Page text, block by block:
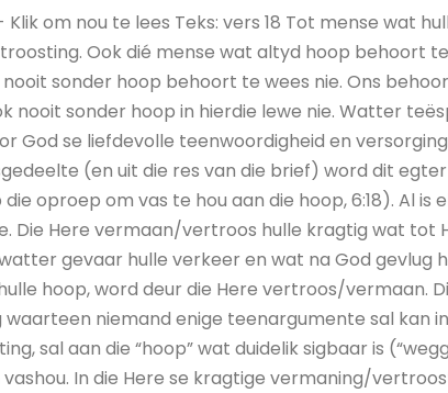
Klik om nou te lees Teks: vers 18 Tot mense wat
Ook dié mense wat altyd hoop behoort te
sonder hoop behoort te wees nie. Ons
nooit sonder hoop in hierdie lewe nie. Watter
God se liefdevolle teenwoordigheid en
(en uit die res van die brief) word dit
oproep om vas te hou aan die hoop, 6:18). Al is
Die Here vermaan/vertroos hulle kragtig wat tot
gevaar hulle verkeer en wat na God gevlug
hoop, word deur die Here vertroos/vermaan.
niemand enige teenargumente sal kan
sal aan die “hoop” wat duidelik sigbaar is
In die Here se kragtige vermaning/